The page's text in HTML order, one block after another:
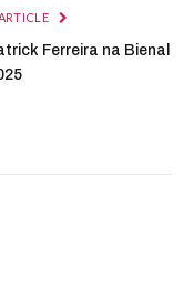
Ferreira na Bienal